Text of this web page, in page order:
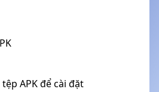
APK để cài đặt